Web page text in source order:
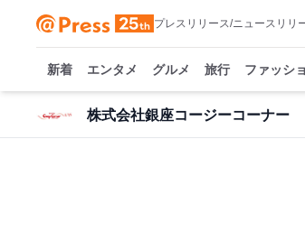
プレスリリース/ニュースリリ
新着 エンタメ グルメ 旅行 ファッシ
株式会社銀座コージーコーナー